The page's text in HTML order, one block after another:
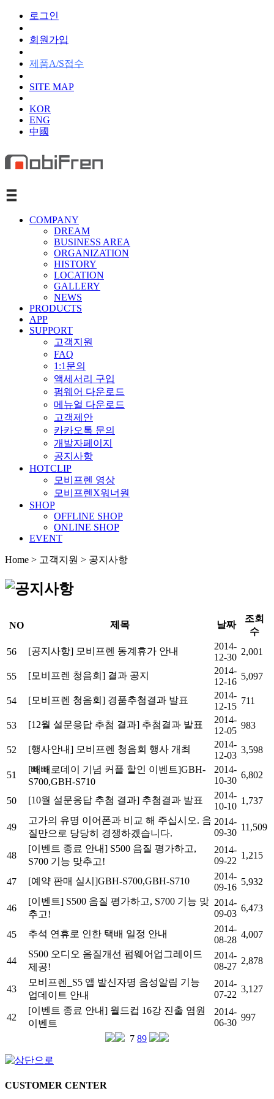
로그인
회원가입
제품A/S접수
SITE MAP
KOR
ENG
中國
COMPANY
DREAM
BUSINESS AREA
ORGANIZATION
HISTORY
LOCATION
GALLERY
NEWS
PRODUCTS
APP
SUPPORT
고객지원
FAQ
1:1문의
액세서리 구입
펌웨어 다운로드
메뉴얼 다운로드
고객제안
카카오톡 문의
개발자페이지
공지사항
HOTCLIP
모비프렌 영상
모비프렌X워너원
SHOP
OFFLINE SHOP
ONLINE SHOP
EVENT
Home > 고객지원 > 공지사항
NO 제목 날짜
조회
수
56
[공지사항] 모비프렌 동계휴가 안내
2014-
12-30
2,001
55 [모비프렌 청음회] 결과 공지
2014-
12-16
5,097
54 [모비프렌 청음회] 경품추첨결과 발표
2014-
12-15
711
53 [12월 설문응답 추첨 결과] 추첨결과 발표
2014-
12-05
983
52 [행사안내] 모비프렌 청음회 행사 개최
2014-
12-03
3,598
51
[빼빼로데이 기념 커플 할인 이벤트]GBH-
S700,GBH-S710
2014-
10-30
6,802
50 [10월 설문응답 추첨 결과] 추첨결과 발표
2014-
10-10
1,737
49
고가의 유명 이어폰과 비교 해 주십시오. 음
질만으로 당당히 경쟁하겠습니다.
2014-
09-30
11,509
48
[이벤트 종료 안내] S500 음질 평가하고,
S700 기능 맞추고!
2014-
09-22
1,215
47 [예약 판매 실시]GBH-S700,GBH-S710
2014-
09-16
5,932
46
[이벤트] S500 음질 평가하고, S700 기능 맞
추고!
2014-
09-03
6,473
45 추석 연휴로 인한 택배 일정 안내
2014-
08-28
4,007
44
S500 오디오 음질개선 펌웨어업그레이드
제공!
2014-
08-27
2,878
43
모비프렌_S5 앱 발신자명 음성알림 기능
업데이트 안내
2014-
07-22
3,127
42
[이벤트 종료 안내] 월드컵 16강 진출 염원
이벤트
2014-
06-30
997
7 89
CUSTOMER CENTER